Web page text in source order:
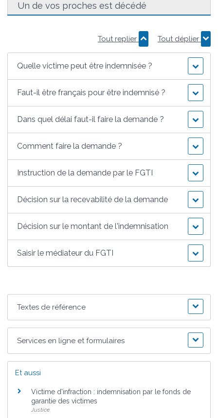
Un de vos proches est décédé
Tout replier Tout déplier
Quelle victime peut être indemnisée ?
Faut-il être français pour être indemnisé ?
Dans quel délai faut-il faire la demande ?
Comment faire la demande ?
Instruction de la demande par le FGTI
Décision sur la recevabilité de la demande
Décision sur le montant de l'indemnisation
Saisir le médiateur du FGTI
Textes de référence
Services en ligne et formulaires
Et aussi
Victime d'infraction : indemnisation par le fonds de
garantie des victimes
Justice